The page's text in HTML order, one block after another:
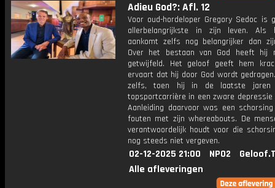
Adieu God?: Afl. 12
Voor oud-hordeloper Gregory Sedoc is
allerbelangrijkste in zijn leven. Als
aankomt zelfs nog belangrijker dan
Over het bestaan van God heeft hij
getwijfeld. Het geloof geeft hem
ervaart dat hij door God wordt
zelfs, toen hij in de laatste jaren
topsportcarrière in een zware depressie
Aanleiding daarvoor was een
fouten met zijn whereabouts. De
verantwoordelijk houdt voor die
nog steeds niet vergeven.
02-12-2025 21:00 NPO2
Alle afleveringen